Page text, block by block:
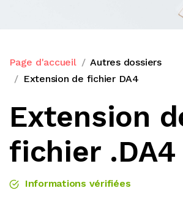
Page d'accueil
Autres dossiers
Extension de fichier DA4
Extension
fichier .DA4
Informations vérifiées